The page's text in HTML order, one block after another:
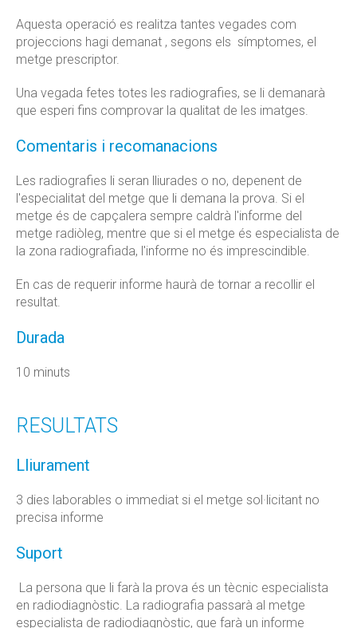
Aquesta operació es realitza tantes vegades com
projeccions hagi demanat , segons els símptomes, el
metge prescriptor.
Una vegada fetes totes les radiografies, se li demanarà
que esperi fins comprovar la qualitat de les imatges.
Comentaris i recomanacions
Les radiografies li seran lliurades o no, depenent de
l'especialitat del metge que li demana la prova. Si el
metge és de capçalera sempre caldrà l'informe del
metge radiòleg, mentre que si el metge és especialista de
la zona radiografiada, l'informe no és imprescindible.
En cas de requerir informe haurà de tornar a recollir el
resultat.
Durada
10 minuts
RESULTATS
Lliurament
3 dies laborables o immediat si el metge sol·licitant no
precisa informe
Suport
La persona que li farà la prova és un tècnic especialista
en radiodiagnòstic. La radiografia passarà al metge
especialista de radiodiagnòstic, que farà un informe